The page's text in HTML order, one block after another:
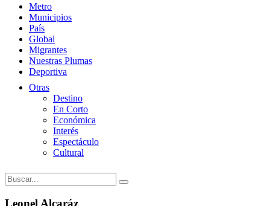
Metro
Municipios
País
Global
Migrantes
Nuestras Plumas
Deportiva
Otras
Destino
En Corto
Económica
Interés
Espectáculo
Cultural
Leonel Alcaráz